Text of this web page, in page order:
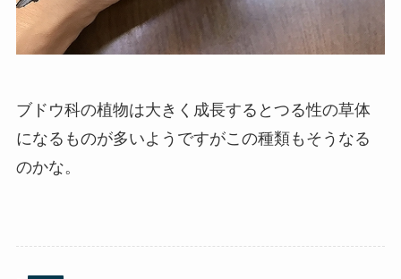
ブドウ科の植物は大きく成長するとつる性の草体
になるものが多いようですがこの種類もそうなる
のかな。